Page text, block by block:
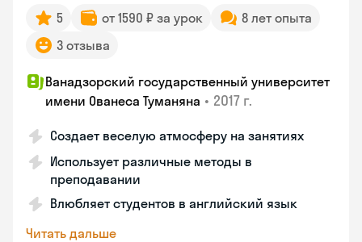
5 от 1590 ₽ за урок
8 лет опыта
3 отзыва
Ванадзорский государственный университет
имени Ованеса Туманяна • 2017 г.
Создает веселую атмосферу на занятиях
Использует различные методы в
преподавании
Влюбляет студентов в английский язык
Читать дальше